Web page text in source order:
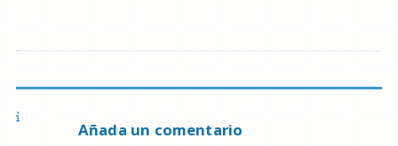
Añada un comentario